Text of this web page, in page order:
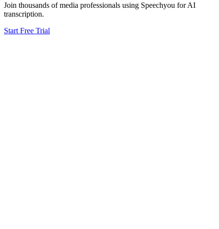
Join thousands ofmedia professionals using Speechyou for AI
transcription.
Start Free Trial